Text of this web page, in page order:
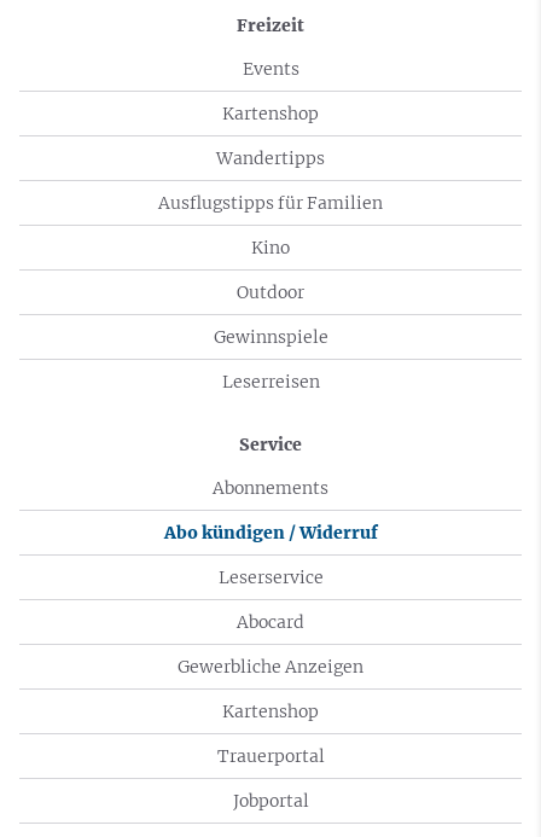
Freizeit
Events
Kartenshop
Wandertipps
Ausflugstipps für Familien
Kino
Outdoor
Gewinnspiele
Leserreisen
Service
Abonnements
Abo kündigen / Widerruf
Leserservice
Abocard
Gewerbliche Anzeigen
Kartenshop
Trauerportal
Jobportal